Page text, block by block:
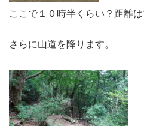
ここで１０時半くらい？距離は
さらに山道を降ります。